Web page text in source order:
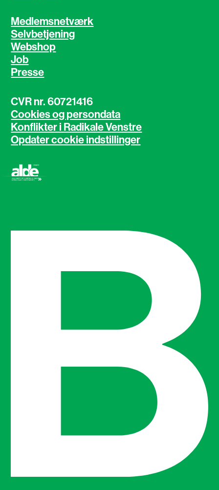
Medlemsnetværk
Selvbetjening
Webshop
Job
Presse
CVR nr. 60721416
Cookies og persondata
Konflikter i Radikale Venstre
Opdater cookie indstillinger